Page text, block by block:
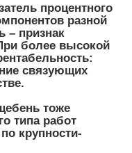
процентного
разной
– признак
более высокой
связующих
тоже
типа работ
крупности-